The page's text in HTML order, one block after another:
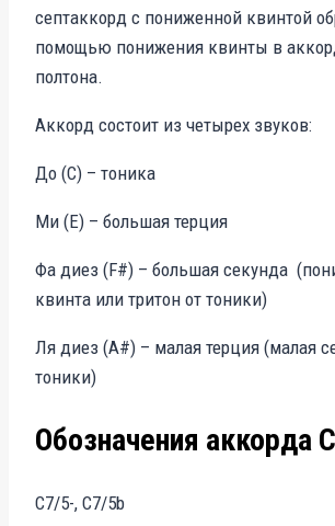
септаккорд с пониженной квинтой
помощью понижения квинты в
полтона.
Аккорд состоит из четырех звуков:
До (C) – тоника
Ми (E) – большая терция
Фа диез (F#) – большая секунда
квинта или тритон от тоники)
Ля диез (A#) – малая терция (малая
тоники)
Обозначения аккорда
C7/5-, C7/5b